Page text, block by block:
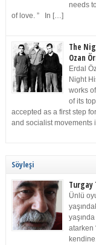
needs
of love. ” In […]
The
Ozan
Erdal
Night
works
of its
accepted as a first step
and socialist movements
Söyleşi
Turgay
Ünlü
atarken